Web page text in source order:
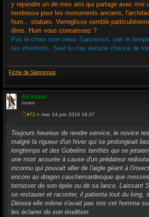
y rejoindre un de mes ami qui partage avec moi
tendresse pour les monuments anciens,
hum... statues. Verreglisse semble
dires. Hum vous connaissez ?
Pas le choix mon vieux Sancemus, pas le
tes intentions. Seul tu n'as aucune chance de
Fiche de Sancemus
Alcibiade
Joueur
s
a
e
#72 » mar. 14 juin 2016 18:37
Toujours heureux de rendre service, le novice
malgré la rigueur d'un hiver qui se prolongeait
longtemps et des Gobelins terrifiés qui se
une mort assurée à cause d'un prédateur
inconnu qui pouvait aller de l'aigle géant à
encore au dragon cauchemardesque que
terrasser de son épée ou de sa lance. Laissant
se restaurer et raconter, il patienta tout du long,
Dénora elle même n'avait pas mis cet homme
les éclairer de son érudition.